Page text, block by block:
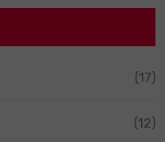
(17)
(12)